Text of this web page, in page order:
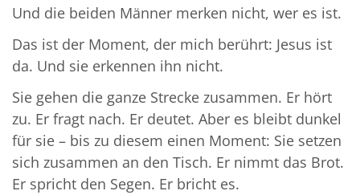
Und die beiden Männer merken nicht, wer es ist.
Das ist der Moment, der mich berührt: Jesus ist
da. Und sie erkennen ihn nicht.
Sie gehen die ganze Strecke zusammen. Er hört
zu. Er fragt nach. Er deutet. Aber es bleibt dunkel
für sie – bis zu diesem einen Moment: Sie setzen
sich zusammen an den Tisch. Er nimmt das Brot.
Er spricht den Segen. Er bricht es.